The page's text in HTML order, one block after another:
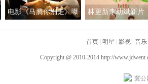
电影《马腾你别走》曝
生“新地图”
林更新李幼斌新片
首页 明星 影视 音乐
Copyright @ 2010-2014 http://
冀公